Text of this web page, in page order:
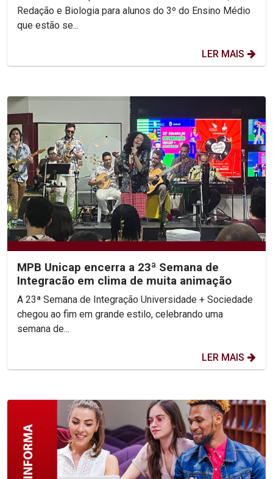
Redação e Biologia para alunos do 3º do Ensino Médio
que estão se...
LER MAIS
MPB Unicap encerra a 23ª Semana de
Integracão em clima de muita animação
A 23ª Semana de Integração Universidade + Sociedade
chegou ao fim em grande estilo, celebrando uma
semana de...
LER MAIS